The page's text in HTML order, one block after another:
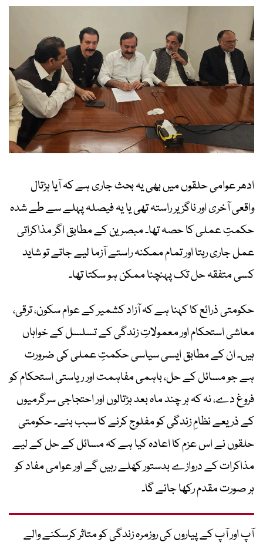
ادھر عوامی حلقوں میں بھی یہ بحث جاری ہے کہ آیا ہڑتال
واقعی آخری اور ناگزیر راستہ تھی یا یہ فیصلہ پہلے سے طے شدہ
حکمتِ عملی کا حصہ تھا۔ مبصرین کے مطابق اگر مذاکراتی
عمل جاری رہتا اور تمام ممکنہ راستے آزما لیے جاتے تو شاید
کسی متفقہ حل تک پہنچنا ممکن ہو سکتا تھا۔
حکومتی ذرائع کا کہنا ہے کہ آزاد کشمیر کے عوام سکون، ترقی،
معاشی استحکام اور معمولاتِ زندگی کے تسلسل کے خواہاں
ہیں۔ ان کے مطابق ایسی سیاسی حکمتِ عملی کی ضرورت
ہے جو مسائل کے حل، باہمی مفاہمت اور ریاستی استحکام کو
فروغ دے، نہ کہ ہر چند ماہ بعد ہڑتالوں اور احتجاجی سرگرمیوں
کے ذریعے نظامِ زندگی کو مفلوج کرنے کا سبب بنے۔ حکومتی
حلقوں نے اس عزم کا اعادہ کیا ہے کہ مسائل کے حل کے لیے
مذاکرات کے دروازے بدستور کھلے رہیں گے اور عوامی مفاد کو
ہر صورت مقدم رکھا جائے گا۔
آپ اور آپ کے پیاروں کی روزمرہ زندگی کو متاثر کرسکنے والے